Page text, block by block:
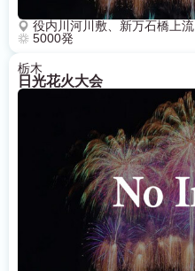
役内川河川敷、新万石橋上流
5000発
栃木
日光花火大会